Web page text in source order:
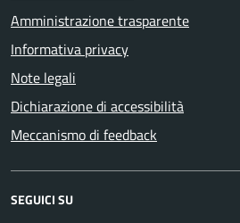
Amministrazione trasparente
Informativa privacy
Note legali
Dichiarazione di accessibilità
Meccanismo di feedback
SEGUICI SU